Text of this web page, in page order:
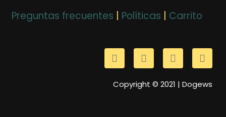
Preguntas frecuentes Políticas Carrito
Copyright © 2021 | Dogews